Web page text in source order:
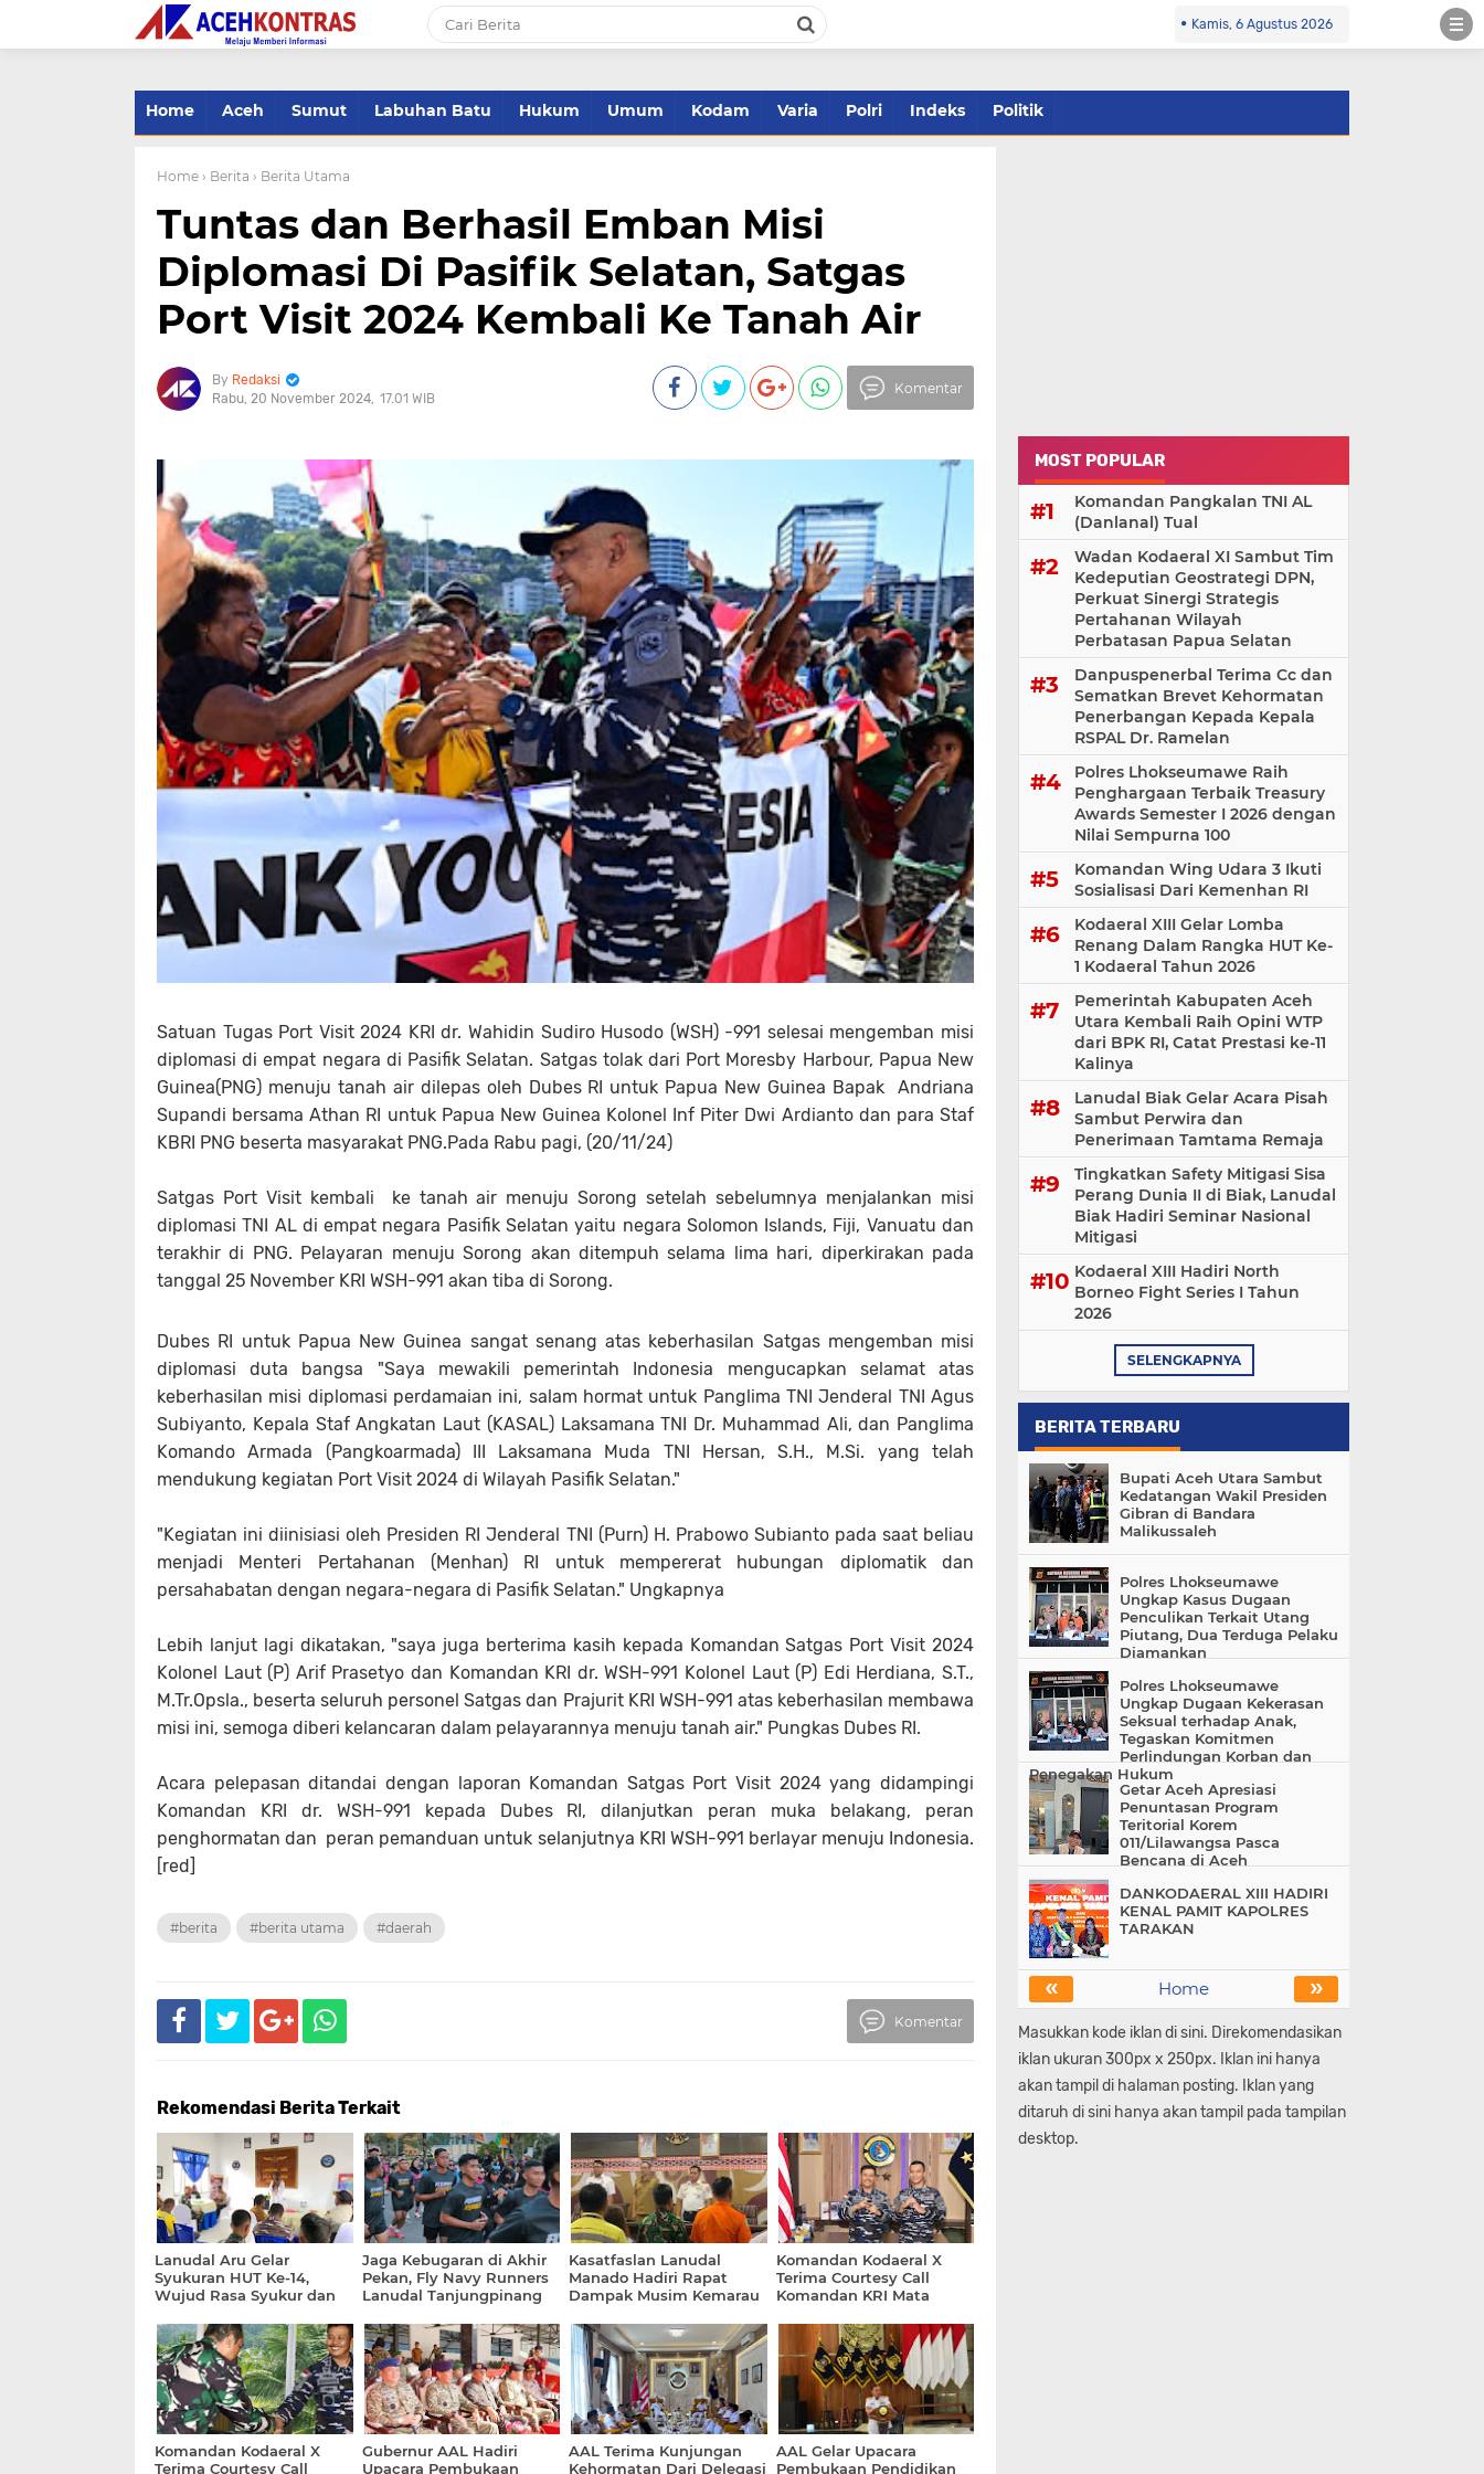
Kamis, 6 Agustus 2026
Home Aceh Sumut Labuhan Batu Hukum Umum Kodam Varia Polri Indeks Politik
Home › Berita › Berita Utama
Tuntas dan Berhasil Emban Misi
Diplomasi Di Pasifik Selatan, Satgas
Port Visit 2024 Kembali Ke Tanah Air
Redaksi
Rabu, 20 November 2024 17.01 WIB
Komentar
Satuan Tugas Port Visit 2024 KRI dr. Wahidin Sudiro Husodo (WSH) -991 selesai mengemban misi
diplomasi di empat negara di Pasifik Selatan. Satgas tolak dari Port Moresby Harbour, Papua New
Guinea(PNG) menuju tanah air dilepas oleh Dubes RI untuk Papua New Guinea Bapak Andriana
Supandi bersama Athan RI untuk Papua New Guinea Kolonel Inf Piter Dwi Ardianto dan para Staf
KBRI PNG beserta masyarakat PNG.Pada Rabu pagi, (20/11/24)
Satgas Port Visit kembali ke tanah air menuju Sorong setelah sebelumnya menjalankan misi
diplomasi TNI AL di empat negara Pasifik Selatan yaitu negara Solomon Islands, Fiji, Vanuatu dan
terakhir di PNG. Pelayaran menuju Sorong akan ditempuh selama lima hari, diperkirakan pada
tanggal 25 November KRI WSH-991 akan tiba di Sorong.
Dubes RI untuk Papua New Guinea sangat senang atas keberhasilan Satgas mengemban misi
diplomasi duta bangsa "Saya mewakili pemerintah Indonesia mengucapkan selamat atas
keberhasilan misi diplomasi perdamaian ini, salam hormat untuk Panglima TNI Jenderal TNI Agus
Subiyanto, Kepala Staf Angkatan Laut (KASAL) Laksamana TNI Dr. Muhammad Ali, dan Panglima
Komando Armada (Pangkoarmada) III Laksamana Muda TNI Hersan, S.H., M.Si. yang telah
mendukung kegiatan Port Visit 2024 di Wilayah Pasifik Selatan."
"Kegiatan ini diinisiasi oleh Presiden RI Jenderal TNI (Purn) H. Prabowo Subianto pada saat beliau
menjadi Menteri Pertahanan (Menhan) RI untuk mempererat hubungan diplomatik dan
persahabatan dengan negara-negara di Pasifik Selatan." Ungkapnya
Lebih lanjut lagi dikatakan, "saya juga berterima kasih kepada Komandan Satgas Port Visit 2024
Kolonel Laut (P) Arif Prasetyo dan Komandan KRI dr. WSH-991 Kolonel Laut (P) Edi Herdiana, S.T.,
M.Tr.Opsla., beserta seluruh personel Satgas dan Prajurit KRI WSH-991 atas keberhasilan membawa
misi ini, semoga diberi kelancaran dalam pelayarannya menuju tanah air." Pungkas Dubes RI.
Acara pelepasan ditandai dengan laporan Komandan Satgas Port Visit 2024 yang didampingi
Komandan KRI dr. WSH-991 kepada Dubes RI, dilanjutkan peran muka belakang, peran
penghormatan dan peran pemanduan untuk selanjutnya KRI WSH-991 berlayar menuju Indonesia.
[red]
#berita #berita utama #daerah
Komentar
Rekomendasi Berita Terkait
Lanudal Aru Gelar
Syukuran HUT Ke-14,
Wujud Rasa Syukur dan
Prajurit
Jaga Kebugaran di Akhir
Pekan, Fly Navy Runners
Lanudal Tanjungpinang
bersama Klub Lari Se-Kota
Tanjungpinang
Kasatfaslan Lanudal
Manado Hadiri Rapat
Dampak Musim Kemarau
BMKG
Komandan Kodaeral X
Terima Courtesy Call
Komandan KRI Mata
Komandan Kodaeral X
Terima Courtesy Call
Gubernur AAL Hadiri
Upacara Pembukaan
AAL Terima Kunjungan
Kehormatan Dari Delegasi
AAL Gelar Upacara
Pembukaan Pendidikan
MOST POPULAR
Komandan Pangkalan TNI AL
(Danlanal) Tual
Wadan Kodaeral XI Sambut Tim
Kedeputian Geostrategi DPN,
Perkuat Sinergi Strategis
Pertahanan Wilayah
Perbatasan Papua Selatan
Danpuspenerbal Terima Cc dan
Sematkan Brevet Kehormatan
Penerbangan Kepada Kepala
RSPAL Dr. Ramelan
Polres Lhokseumawe Raih
Penghargaan Terbaik Treasury
Awards Semester I 2026 dengan
Nilai Sempurna 100
Komandan Wing Udara 3 Ikuti
Sosialisasi ‎Dari Kemenhan RI
Kodaeral XIII Gelar Lomba
Renang Dalam Rangka HUT Ke-
1 Kodaeral Tahun 2026
Pemerintah Kabupaten Aceh
Utara Kembali Raih Opini WTP
dari BPK RI, Catat Prestasi ke-11
Kalinya
Lanudal Biak Gelar Acara Pisah
Sambut Perwira dan
Penerimaan Tamtama Remaja
Tingkatkan Safety Mitigasi Sisa
Perang Dunia II di Biak, Lanudal
Biak Hadiri Seminar Nasional
Mitigasi
Kodaeral XIII Hadiri North
Borneo Fight Series I Tahun
2026
SELENGKAPNYA
BERITA TERBARU
Bupati Aceh Utara Sambut
Kedatangan Wakil Presiden
Gibran di Bandara
Malikussaleh
Polres Lhokseumawe
Ungkap Kasus Dugaan
Penculikan Terkait Utang
Piutang, Dua Terduga Pelaku
Diamankan
Polres Lhokseumawe
Ungkap Dugaan Kekerasan
Seksual terhadap Anak,
Tegaskan Komitmen
Perlindungan Korban dan
Penegakan Hukum
Getar Aceh Apresiasi
Penuntasan Program
Teritorial Korem
011/Lilawangsa Pasca
Bencana di Aceh
DANKODAERAL XIII HADIRI
KENAL PAMIT KAPOLRES
TARAKAN
« »
Home
Masukkan kode iklan di sini. Direkomendasikan
iklan ukuran 300px x 250px. Iklan ini hanya
akan tampil di halaman posting. Iklan yang
ditaruh di sini hanya akan tampil pada tampilan
desktop.